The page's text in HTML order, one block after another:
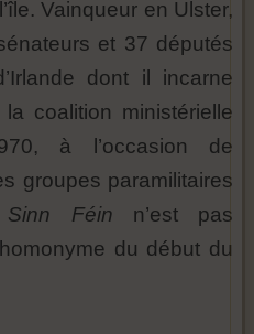
Vainqueur en Ulster,
et 37 députés
dont il incarne
la coalition ministérielle
à l’occasion de
groupes paramilitaires
Sinn Féin n’est pas
du début du